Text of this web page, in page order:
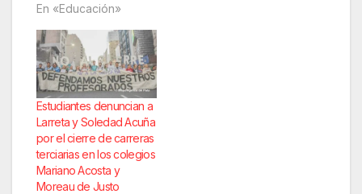
Acuña lo sancionó
que los "adoctrinó".
Desde la escuela
harán una conferencia
de prensa este
miércoles "en
defensa del prestigio,
honor y trabajo de
nuestro Vicerrector".
La comunidad
educativa…
En «Educación»
Estudiantes denuncian a
Larreta y Soledad Acuña
por el cierre de carreras
terciarias en los colegios
Mariano Acosta y
Moreau de Justo